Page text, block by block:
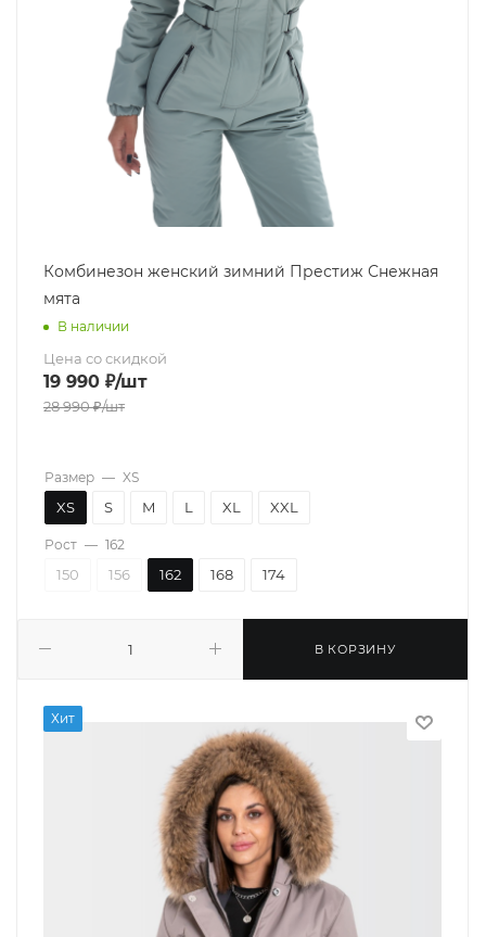
Комбинезон женский зимний Престиж Снежная
мята
В наличии
Цена со скидкой
19 990 ₽/шт
28 990₽/шт
В КОРЗИНУ
Размер — XS
XS S M L XL XXL
Рост — 162
150 156 162 168 174
Хит